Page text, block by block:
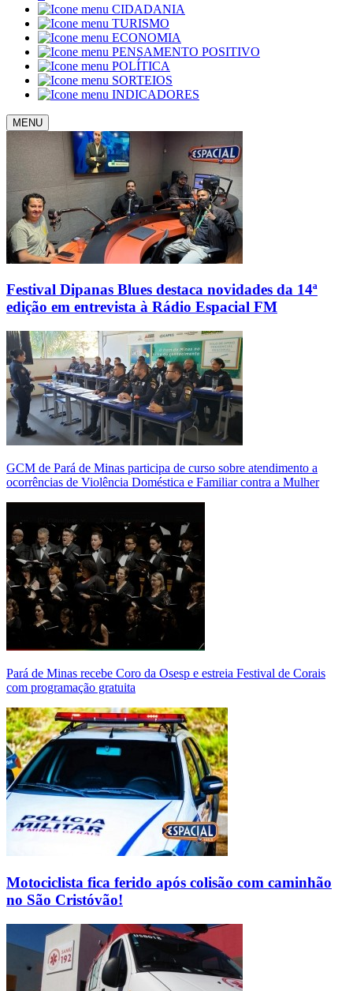
CIDADANIA
TURISMO
ECONOMIA
PENSAMENTO POSITIVO
POLÍTICA
SORTEIOS
INDICADORES
MENU
Festival Dipanas Blues destaca novidades da 14ª
edição em entrevista à Rádio Espacial FM
GCM de Pará de Minas participa de curso sobre atendimento a
ocorrências de Violência Doméstica e Familiar contra a Mulher
Pará de Minas recebe Coro da Osesp e estreia Festival de Corais
com programação gratuita
Motociclista fica ferido após colisão com caminhão
no São Cristóvão!